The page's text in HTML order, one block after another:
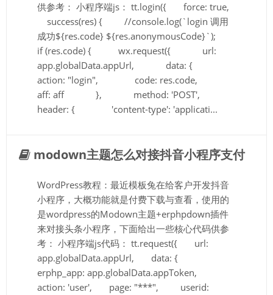
供参考： 小程序端js： tt.login({ force: true,
success(res) { //console.log(`login 调用
成功${res.code} ${res.anonymousCode}`);
if (res.code) { wx.request({ url:
app.globalData.appUrl, data: {
action: "login", code: res.code,
aff: aff }, method: 'POST',
header: { 'content-type': 'applicati...
modown主题怎么对接抖音小程序支付
WordPress教程：最近模板兔在给客户开发抖音
小程序，大概功能就是付费下载与查看，使用的
是wordpress的Modown主题+erphpdown插件
来对接头条小程序，下面给出一些核心代码供参
考： 小程序端js代码： tt.request({ url:
app.globalData.appUrl, data: {
erphp_app: app.globalData.appToken,
action: 'user', page: "***", userid: